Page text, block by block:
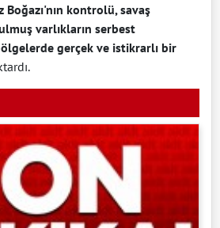
Boğazı'nın kontrolü, savaş
varlıkların serbest
gerçek ve istikrarlı bir